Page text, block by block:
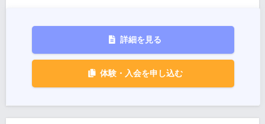
詳細を見る
体験・入会を申し込む